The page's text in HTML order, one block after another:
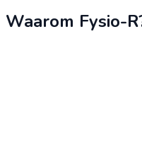
Waarom Fysio-